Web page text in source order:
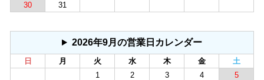
30
31
2026年9月の営業日カレンダー
日 月 火 水 木 金
土
1
2 3 4
5